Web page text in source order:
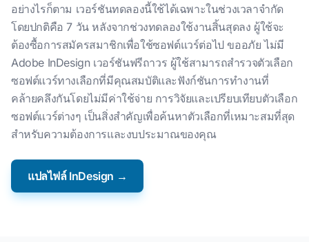
อย่างไรก็ตาม เวอร์ชันทดลองนี้ใช้ได้เฉพาะในช่วงเวลาจํากัด
โดยปกติคือ 7 วัน หลังจากช่วงทดลองใช้งานสิ้นสุดลง ผู้ใช้จะ
ต้องซื้อการสมัครสมาชิกเพื่อใช้ซอฟต์แวร์ต่อไป ขออภัย ไม่มี
Adobe InDesign เวอร์ชันฟรีถาวร ผู้ใช้สามารถสํารวจตัวเลือก
ซอฟต์แวร์ทางเลือกที่มีคุณสมบัติและฟังก์ชันการทํางานที่
คล้ายคลึงกันโดยไม่มีค่าใช้จ่าย การวิจัยและเปรียบเทียบตัวเลือก
ซอฟต์แวร์ต่างๆ เป็นสิ่งสําคัญเพื่อค้นหาตัวเลือกที่เหมาะสมที่สุด
สําหรับความต้องการและงบประมาณของคุณ
แปลไฟล์ InDesign →